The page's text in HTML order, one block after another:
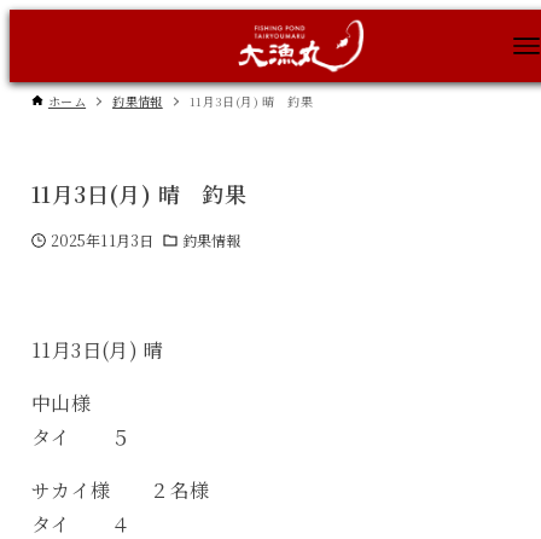
ホーム 釣果情報 11月3日(月) 晴 釣果
11月3日(月) 晴 釣果
2025年11月3日 釣果情報
11月3日(月) 晴
中山様
タイ ５
サカイ様 ２名様
タイ ４